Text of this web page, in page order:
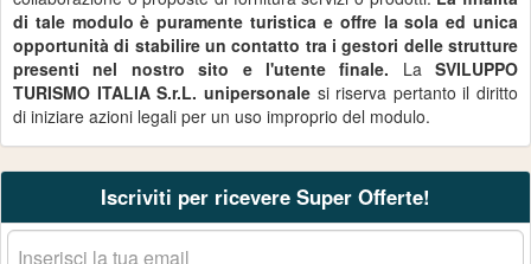
di tale modulo è puramente turistica e offre la sola ed unica
opportunità di stabilire un contatto tra i gestori delle strutture
presenti nel nostro sito e l'utente finale. La SVILUPPO
TURISMO ITALIA S.r.L. unipersonalesi riserva pertanto il diritto
di iniziare azioni legali per un uso improprio del modulo.
Iscriviti per ricevere Super Offerte!
La